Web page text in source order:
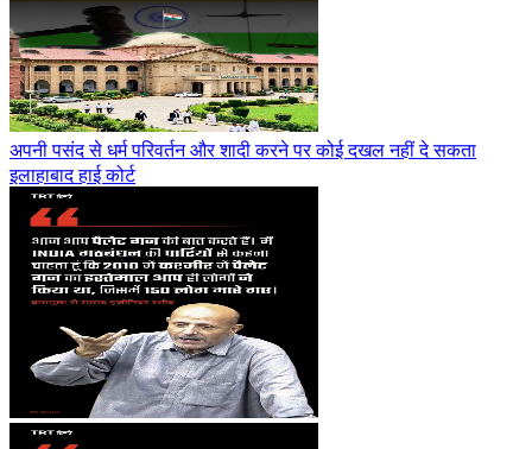
अपनी पसंद से धर्म परिवर्तन और शादी करने पर कोई दखल नहीं दे सकता
इलाहाबाद हाई कोर्ट